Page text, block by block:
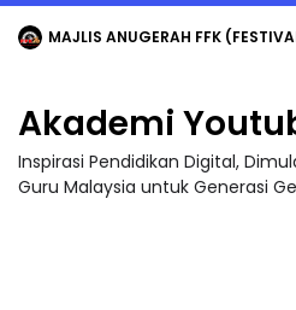
MAJLIS ANUGERAH FFK (FESTIVAL LENSA
Akademi
Inspirasi Pendidikan Digital,
Guru Malaysia untuk Generasi